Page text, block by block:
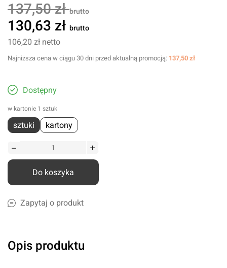
137,50 złbrutto
130,63 zł brutto
106,20 zł netto
Najniższa cena w ciągu 30 dni przed aktualną promocją: 137,50 zł
Dostępny
w kartonie 1 sztuk
sztuki kartony
Do koszyka
Zapytaj o produkt
Opis produktu